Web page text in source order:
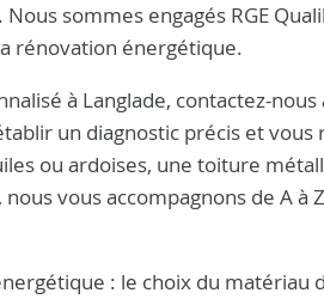
sommes engagés RGE
rénovation énergétique.
à Langlade, contactez-nous
un diagnostic précis et
ou ardoises, une toiture
vous accompagnons de A à
: le choix du matériau